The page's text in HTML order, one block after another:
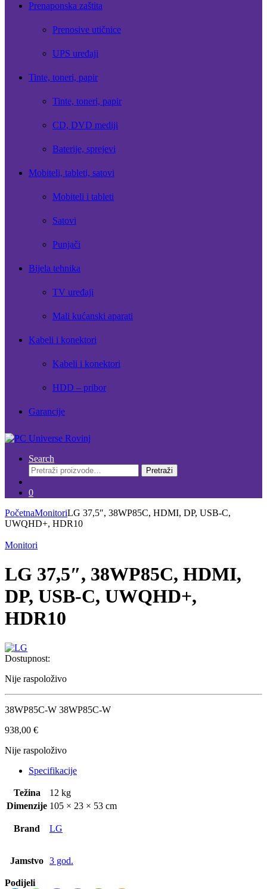
Prenaponska zaštita
Prenosive utičnice
UPS uređaji
Tinte, toneri, papir
Tinte, toneri, papir
CD, DVD mediji
Baterije, sprejevi
Mobiteli, tableti, satovi
Mobiteli i tableti
Satovi
Punjači
Bijela tehnika
TV uređaji
Mali kućanski aparati
Kabeli i konektori
Kabeli i konektori
HDD – pribor
Garancije
Search
Pretraži:
Pretraži
0
PočetnaMonitoriLG 37,5″, 38WP85C, HDMI, DP, USB-C,
UWQHD+, HDR10
Monitori
LG 37,5″, 38WP85C, HDMI,
DP, USB-C, UWQHD+,
HDR10
Dostupnost:
Nije raspoloživo
38WP85C-W 38WP85C-W
938,00 €
Nije raspoloživo
Specifikacije
Težina
12 kg
Dimenzije 105 × 23 × 53 cm
Brand LG
Jamstvo 3 god.
Podijeli